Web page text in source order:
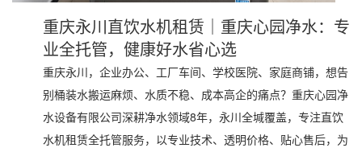
重庆永川直饮水机租赁｜重庆心园净水：专
业全托管，健康好水省心选
重庆永川，企业办公、工厂车间、学校医院、家庭商铺，想告
别桶装水搬运麻烦、水质不稳、成本高企的痛点？重庆心园净
水设备有限公司深耕净水领域8年，永川全堿覆盖，专注直饮
水机租赁全托管服务，以专业技术、透明价格、贴心售后，为